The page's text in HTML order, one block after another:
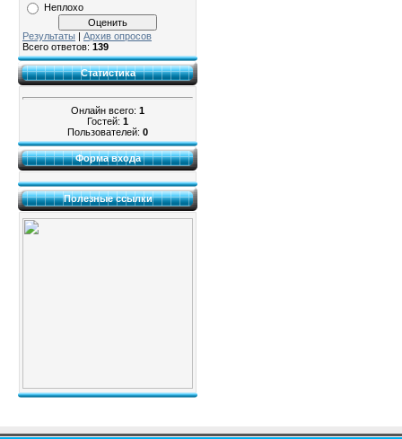
Неплохо
Результаты | Архив опросов
Всего ответов: 139
Статистика
Онлайн всего: 1
Гостей: 1
Пользователей: 0
Форма входа
Полезные ссылки